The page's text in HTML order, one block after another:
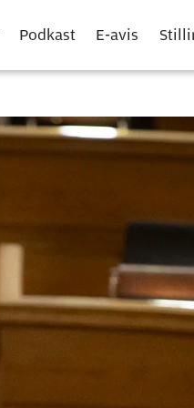
Podkast E-avis